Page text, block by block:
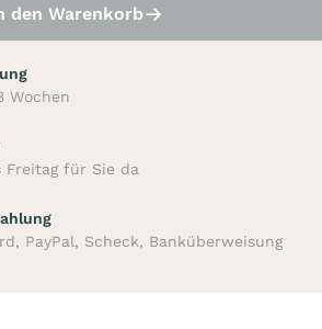
den Warenkorb
Wochen
Freitag für Sie da
PayPal, Scheck, Banküberweisung